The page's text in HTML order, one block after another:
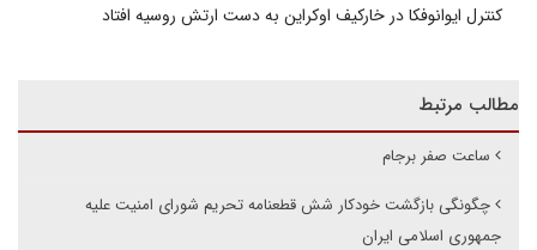
کنترل ایوانوفکا در خارکیف اوکراین به دست ارتش روسیه افتاد
مطالب مرتبط
ساعت صفر برجام
چگونگی بازگشت خودکار شش قطعنامه تحریم شورای امنیت علیه
جمهوری اسلامی ایران